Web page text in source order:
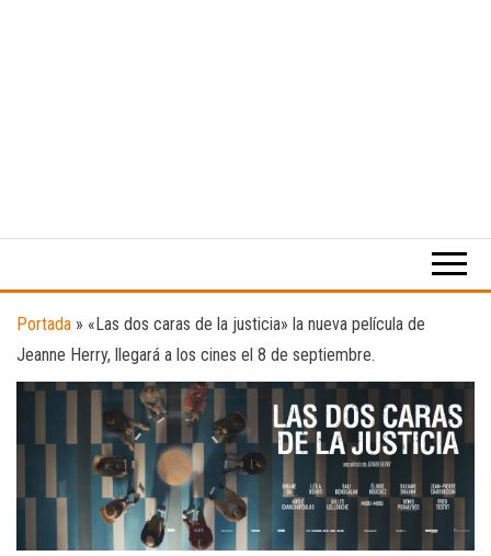
digital
el
la
música.
Portada » «Las dos caras de la justicia» la nueva película de
Jeanne Herry, llegará a los cines el 8 de septiembre.